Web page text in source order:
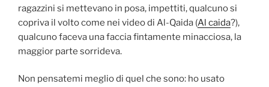
ragazzini si mettevano in posa, impettiti, qualcuno si
copriva il volto come nei video di Al-Qaida (Al caida?),
qualcuno faceva una faccia fintamente minacciosa, la
maggior parte sorrideva.
Non pensatemi meglio di quel che sono: ho usato